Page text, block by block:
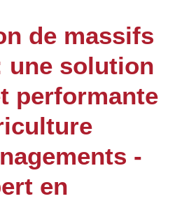
de massifs
une solution
performante
-
en